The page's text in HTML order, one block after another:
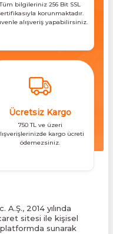
Tüm bilgileriniz 256 Bit SSL
korunmaktadır.
alışveriş yapabilirsiniz.
Ücretsiz Kargo
750 TL ve üzeri
kargo ücreti
ödemezsiniz.
2014 yılında
sitesi ile kişisel
sunarak